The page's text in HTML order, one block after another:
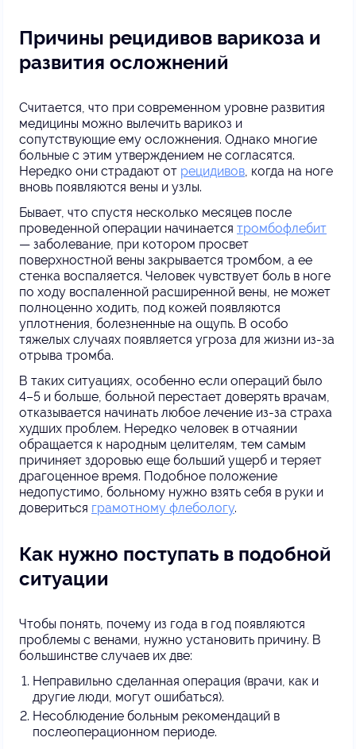
Причины рецидивов варикоза и
развития осложнений
Считается, что при современном уровне развития
медицины можно вылечить варикоз и
сопутствующие ему осложнения. Однако многие
больные с этим утверждением не согласятся.
Нередко они страдают от рецидивов, когда на ноге
вновь появляются вены и узлы.
Бывает, что спустя несколько месяцев после
проведенной операции начинается тромбофлебит
— заболевание, при котором просвет
поверхностной вены закрывается тромбом, а ее
стенка воспаляется. Человек чувствует боль в ноге
по ходу воспаленной расширенной вены, не может
полноценно ходить, под кожей появляются
уплотнения, болезненные на ощупь. В особо
тяжелых случаях появляется угроза для жизни из-за
отрыва тромба.
В таких ситуациях, особенно если операций было
4–5 и больше, больной перестает доверять врачам,
отказывается начинать любое лечение из-за страха
худших проблем. Нередко человек в отчаянии
обращается к народным целителям, тем самым
причиняет здоровью еще больший ущерб и теряет
драгоценное время. Подобное положение
недопустимо, больному нужно взять себя в руки и
довериться грамотному флебологу.
Как нужно поступать в подобной
ситуации
Чтобы понять, почему из года в год появляются
проблемы с венами, нужно установить причину. В
большинстве случаев их две:
Неправильно сделанная операция (врачи, как и
другие люди, могут ошибаться).
Несоблюдение больным рекомендаций в
послеоперационном периоде.